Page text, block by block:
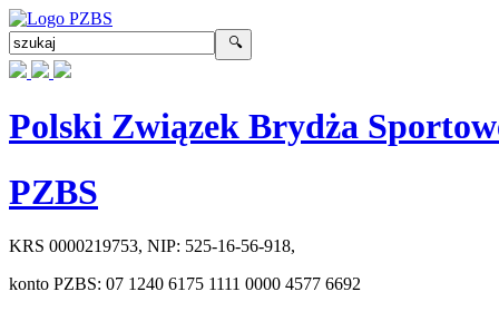
Polski Związek Brydża
PZBS
KRS 0000219753, NIP: 525-16-56-918,
konto PZBS: 07 1240 6175 1111 0000 4577 6692